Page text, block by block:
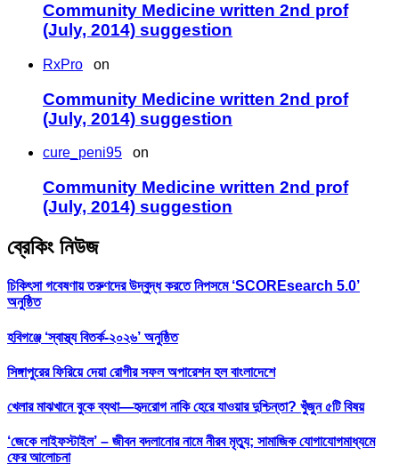
Community Medicine written 2nd prof
(July, 2014) suggestion
RxPro on
Community Medicine written 2nd prof
(July, 2014) suggestion
cure_peni95 on
Community Medicine written 2nd prof
(July, 2014) suggestion
ব্রেকিং নিউজ
চিকিৎসা গবেষণায় তরুণদের উদ্বুদ্ধ করতে নিপসমে ‘SCOREsearch 5.0’
অনুষ্ঠিত
হবিগঞ্জে ‘স্বাস্থ্য বিতর্ক-২০২৬’ অনুষ্ঠিত
সিঙ্গাপুরের ফিরিয়ে দেয়া রোগীর সফল অপারেশন হল বাংলাদেশে
খেলার মাঝখানে বুকে ব্যথা—হৃদরোগ নাকি হেরে যাওয়ার দুশ্চিন্তা? খুঁজুন ৫টি বিষয়
‘জেকে লাইফস্টাইল’ – জীবন বদলানোর নামে নীরব মৃত্যু; সামাজিক যোগাযোগমাধ্যমে
ফের আলোচনা